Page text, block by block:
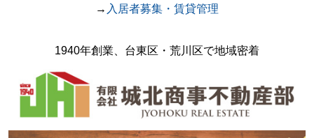
→ 入居者募集・賃貸管理
1940年創業、台東区・荒川区で地域密着